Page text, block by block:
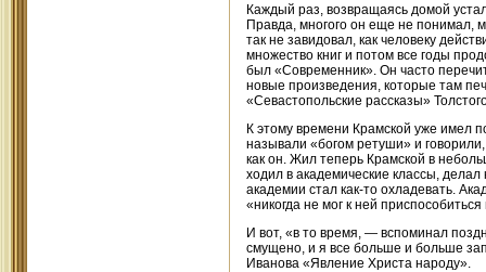
Каждый раз, возвращаясь домой
Правда, многого он еще не понимал,
так не завидовал, как человеку
множество книг и потом все годы
был «Современник». Он часто
новые произведения, которые там
«Севастопольские рассказы»
К этому времени Крамской уже имел
называли «богом ретуши» и
как он. Жил теперь Крамской в
ходил в академические классы,
академии стал как-то охладевать.
«никогда не мог к ней
И вот, «в то время, — вспоминал
смущено, и я все больше и больше
Иванова «Явление Христа народу».